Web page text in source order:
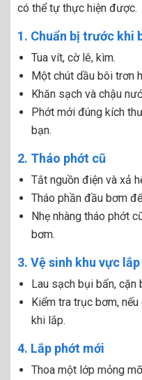
có thể tự thực hiện được.
1. Chuẩn bị trước khi
Tua vít, cờ lê, kìm.
Một chút dầu bôi trơn
Khăn sạch và chậu
Phớt mới đúng kích
bạn.
2. Tháo phớt cũ
Tắt nguồn điện và xả
Tháo phần đầu bơm
Nhẹ nhàng tháo phớt
bơm.
3. Vệ sinh khu vực
Lau sạch bụi bẩn, cặn
Kiểm tra trục bơm,
khi lắp.
4. Lắp phớt mới
Thoa một lớp mỏng